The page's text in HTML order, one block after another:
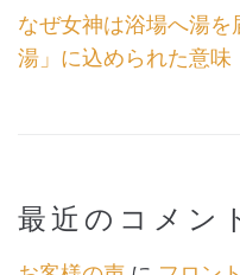
なぜ女神は浴場へ湯
湯」に込められた意味
最近のコメン